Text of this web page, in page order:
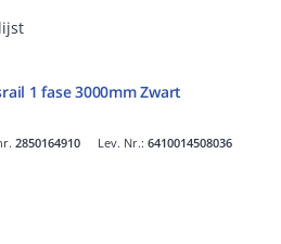
1 fase 3000mm Zwart
2850164910 Lev. Nr.: 6410014508036